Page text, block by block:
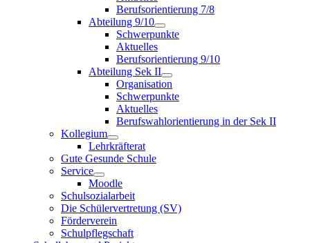
Berufsorientierung 7/8
Abteilung 9/10
Schwerpunkte
Aktuelles
Berufsorientierung 9/10
Abteilung Sek II
Organisation
Schwerpunkte
Aktuelles
Berufswahlorientierung in der Sek II
Kollegium
Lehrkräfterat
Gute Gesunde Schule
Service
Moodle
Schulsozialarbeit
Die Schülervertretung (SV)
Förderverein
Schulpflegschaft